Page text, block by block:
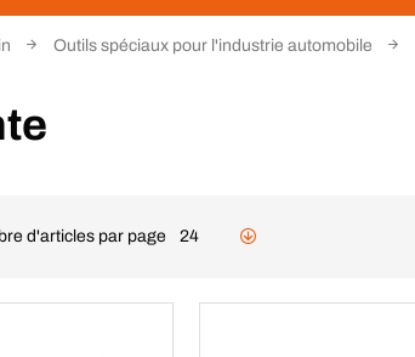
Outils spéciaux pour l'industrie automobile
d'articles par page 24